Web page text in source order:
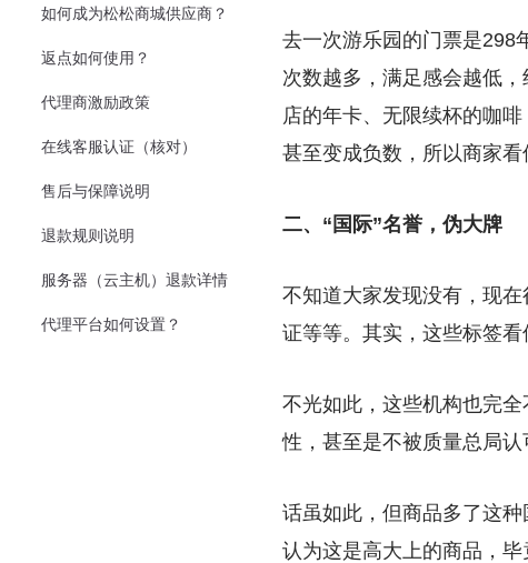
如何成为松松商城供应商？
返点如何使用？
代理商激励政策
在线客服认证（核对）
售后与保障说明
退款规则说明
服务器（云主机）退款详情
代理平台如何设置？
去一次游乐园的门票是298
次数越多，满足感会越低
店的年卡、无限续杯的咖
甚至变成负数，所以商家看
二、“国际”名誉，伪大牌
不知道大家发现没有，现
证等等。其实，这些标签看
不光如此，这些机构也完
性，甚至是不被质量总局认
话虽如此，但商品多了这
认为这是高大上的商品，毕